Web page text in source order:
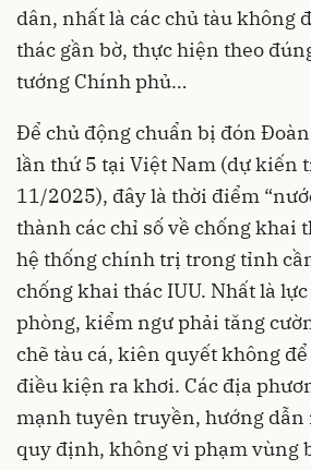
dân, nhất là các chủ tàu không
thác gần bờ, thực hiện theo
tướng Chính phủ…
Để chủ động chuẩn bị đón
lần thứ 5 tại Việt Nam (dự kiến
11/2025), đây là thời điểm
thành các chỉ số về chống khai
hệ thống chính trị trong tỉnh
chống khai thác IUU. Nhất là
phòng, kiểm ngư phải tăng
chẽ tàu cá, kiên quyết không
điều kiện ra khơi. Các địa
mạnh tuyên truyền, hướng
quy định, không vi phạm vùng